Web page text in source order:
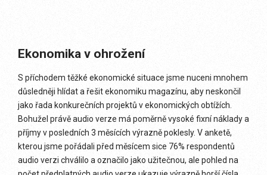
Ekonomika v ohrožení
S příchodem těžké ekonomické situace jsme nuceni mnohem
důsledněji hlídat a řešit ekonomiku magazínu, aby neskončil
jako řada konkurečních projektů v ekonomických obtížích.
Bohužel právě audio verze má poměrně vysoké fixní náklady a
příjmy v posledních 3 měsících výrazně poklesly. V anketě,
kterou jsme pořádali před měsícem sice 76% respondentů
audio verzi chválilo a označilo jako užitečnou, ale pohled na